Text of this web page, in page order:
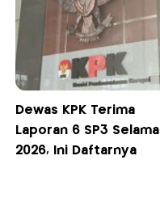
Dewas KPK Terima
Laporan 6 SP3 Selama
2026, Ini Daftarnya